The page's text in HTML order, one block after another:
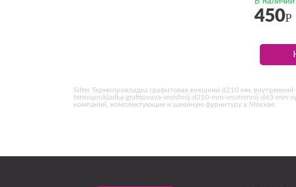
450Р
Silter Термопрокладка графитовая внешний d210 мм,
termoprokladka-grafitovaya-vneshnij-d210-mm-vnutrennij-d65-mm-
компаний, комплектующие и швейную фурнитуру в Москве.